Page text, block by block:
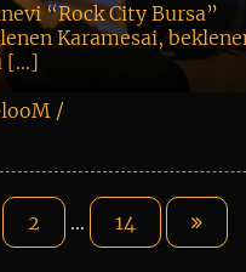
“Rock City Bursa”
Karamesai,
[…]
/
2 … 14